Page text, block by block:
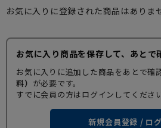
お気に入りに登録された商品はありま
お気に入り商品を保存して、あとで
お気に入りに追加した商品をあとで確
料） が必要です。
すでに会員の方はログインしてください
新規会員登録 / ロ